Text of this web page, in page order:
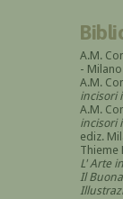
A.M.
-
A.M.
incisori
A.M.
incisori
ediz.
Thieme
L' Arte
Il